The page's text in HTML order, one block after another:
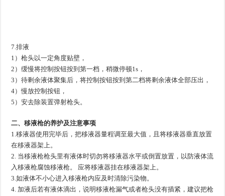
7.排液
1）枪头以一定角度贴壁，
2）缓慢将控制按钮按到第一档，稍微停顿1s，
3）待剩余液体聚集后，将控制按钮按到第二档将剩余液体全部压出，
4）慢放控制按钮，
5）安去除装置弹射枪头。
二、移液枪的养护及注意事项
1.移液器使用完毕后，把移液器量程调至最大值，且将移液器垂直放置
在移液器架上。
2. 当移液枪枪头里有液体时切勿将移液器水平或倒置放置，以防液体流
入移液枪腐蚀移液枪。 应将移液器挂在移液器架上。
3.如液体不小心进入移液枪内应及时清除污染物。
4. 加液后若有液体滴出，说明移液枪漏气或者枪头没有插紧，建议把枪